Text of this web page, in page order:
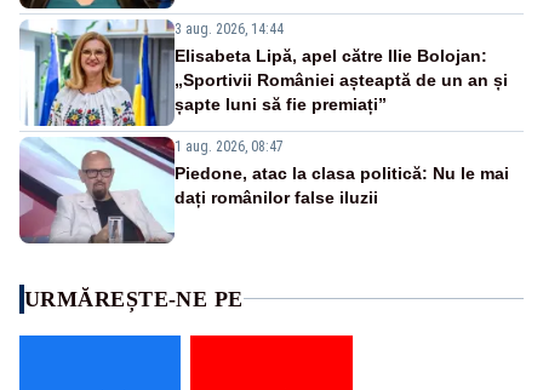
3 aug. 2026, 14:44
Elisabeta Lipă, apel către Ilie Bolojan:
„Sportivii României așteaptă de un an și
șapte luni să fie premiați”
1 aug. 2026, 08:47
Piedone, atac la clasa politică: Nu le mai
dați românilor false iluzii
URMĂREȘTE-NE PE